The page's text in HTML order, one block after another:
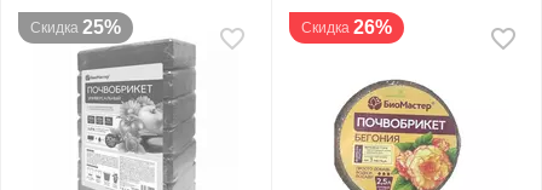
Скидка 25% Скидка 26%